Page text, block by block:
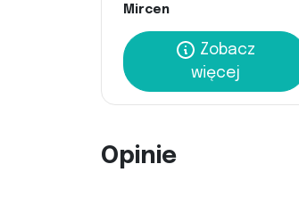
Mircen
Zobacz
więcej
Opinie